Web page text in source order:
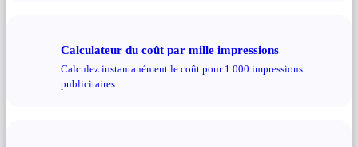
Calculateur du coût par mille impressions
Calculez instantanément le coût pour 1 000 impressions
publicitaires.